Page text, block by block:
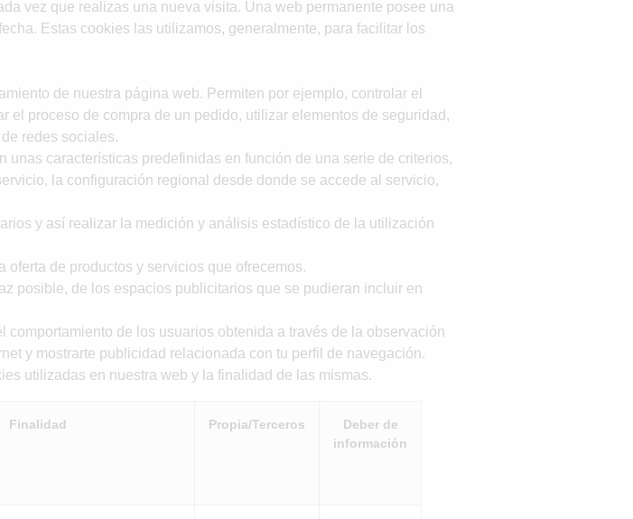
vez que realizas una nueva visita. Una web permanente posee una
Estas cookies las utilizamos, generalmente, para facilitar los
de nuestra página web. Permiten por ejemplo, controlar el
el proceso de compra de un pedido, utilizar elementos de seguridad,
redes sociales.
características predefinidas en función de una serie de criterios,
la configuración regional desde donde se accede al servicio,
y así realizar la medición y análisis estadístico de la utilización
de productos y servicios que ofrecemos.
posible, de los espacios publicitarios que se pudieran incluir en
de los usuarios obtenida a través de la observación
y mostrarte publicidad relacionada con tu perfil de navegación.
utilizadas en nuestra web y la finalidad de las mismas.
Finalidad Propia/Terceros
Deber de
información